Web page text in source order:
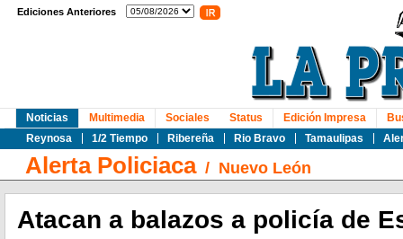
Ediciones Anteriores
Noticias
Reynosa
1/2 Tiempo Ribereña Rio Bravo Tamaulipas
Multimedia Sociales Status Edición Impresa
Alerta Policiaca/ Nuevo León
Atacan a balazos a policía de